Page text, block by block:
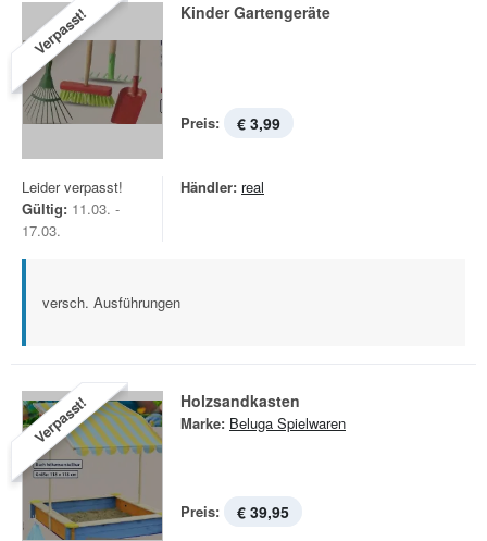
Verpasst! Kinder Gartengeräte
Preis: € 3,99
Leider verpasst!
Gültig: 11.03. -
17.03.
Händler: real
versch. Ausführungen
Verpasst! Holzsandkasten
Marke: Beluga Spielwaren
Preis: € 39,95